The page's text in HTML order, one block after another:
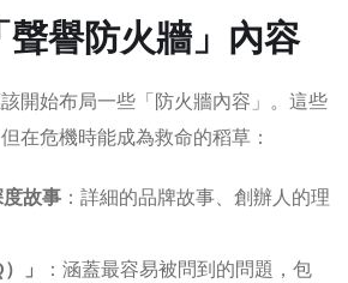
譽防火牆」內容
開始布局一些「防火牆內容」。這些
在危機時能成為救命的稻草：
度故事 ：詳細的品牌故事、創辦人的理
」
：涵蓋最容易被問到的問題，包